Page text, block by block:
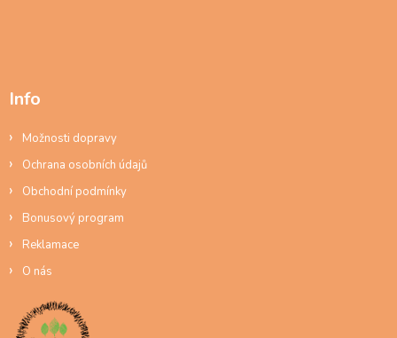
Info
Možnosti dopravy
Ochrana osobních údajů
Obchodní podmínky
Bonusový program
Reklamace
O nás